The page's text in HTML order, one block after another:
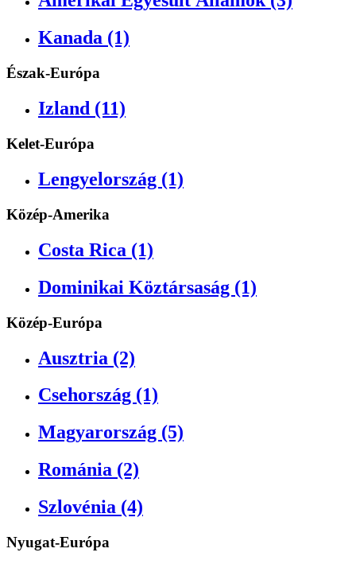
Kanada (1)
Észak-Európa
Izland (11)
Kelet-Európa
Lengyelország (1)
Közép-Amerika
Costa Rica (1)
Dominikai Köztársaság (1)
Közép-Európa
Ausztria (2)
Csehország (1)
Magyarország (5)
Románia (2)
Szlovénia (4)
Nyugat-Európa